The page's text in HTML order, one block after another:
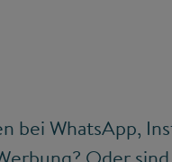
bei WhatsApp,